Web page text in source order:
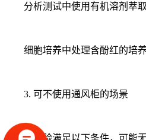
分析测试中使用有机溶剂萃取
细胞培养中处理含酚红的培养
3. 可不使用通风柜的场景
若实验满足以下条件，可能无